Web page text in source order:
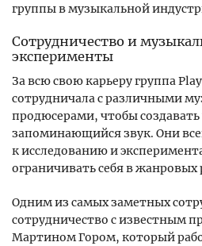
группы в музыкальной
Сотрудничество и
эксперименты
За всю свою карьеру группа
сотрудничала с различными
продюсерами, чтобы
запоминающийся звук. Они
к исследованию и
ограничивать себя в жанровых
Одним из самых заметных
сотрудничество с известным
Мартином Гором, который